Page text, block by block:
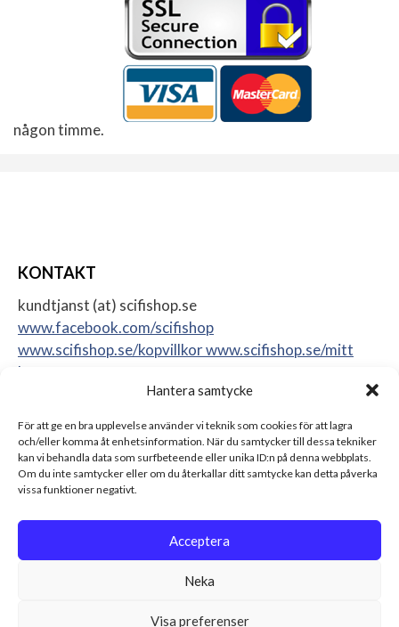
Hantera samtycke
För att ge en bra upplevelse använder vi teknik som cookies för att lagra
och/eller komma åt enhetsinformation. När du samtycker till dessa tekniker
kan vi behandla data som surfbeteende eller unika ID:n på denna webbplats.
Om du inte samtycker eller om du återkallar ditt samtycke kan detta påverka
vissa funktioner negativt.
Acceptera
Neka
Visa preferenser
någon timme.
KONTAKT
kundtjanst (at) scifishop.se
www.facebook.com/scifishop
www.scifishop.se/kopvillkorwww.scifishop.se/mitt
konto
Sweden